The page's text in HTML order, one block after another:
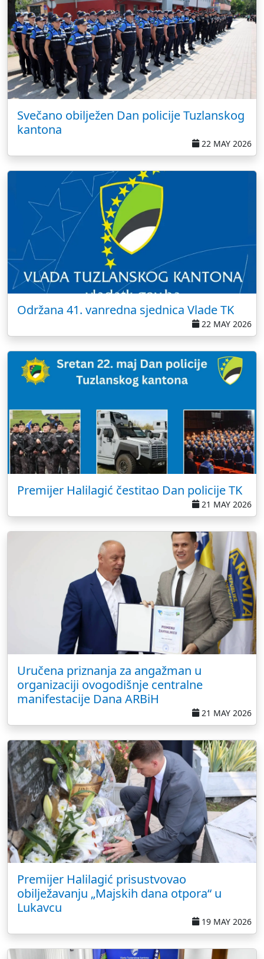
Svečano obilježen Dan policije Tuzlanskog
kantona
22 MAY 2026
Održana 41. vanredna sjednica Vlade TK
22 MAY 2026
Premijer Halilagić čestitao Dan policije TK
21 MAY 2026
Uručena priznanja za angažman u
organizaciji ovogodišnje centralne
manifestacije Dana ARBiH
21 MAY 2026
Premijer Halilagić prisustvovao
obilježavanju „Majskih dana otpora“ u
Lukavcu
19 MAY 2026